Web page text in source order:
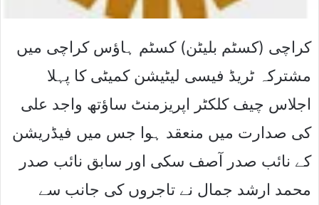
کراچی (کسٹم بلیٹن) کسٹم ہاﺅس کراچی میں
مشترکہ ٹریڈ فیسی لیٹیشن کمیٹی کا پہلا
اجلاس چیف کلکٹر اپریزمنٹ ساﺅتھ واجد علی
کی صدارت میں منعقد ہوا جس میں فیڈریشن
کے نائب صدر آصف سکی اور سابق نائب صدر
محمد ارشد جمال نے تاجروں کی جانب سے